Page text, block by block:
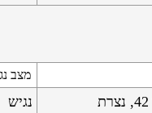
מצב
נגיש